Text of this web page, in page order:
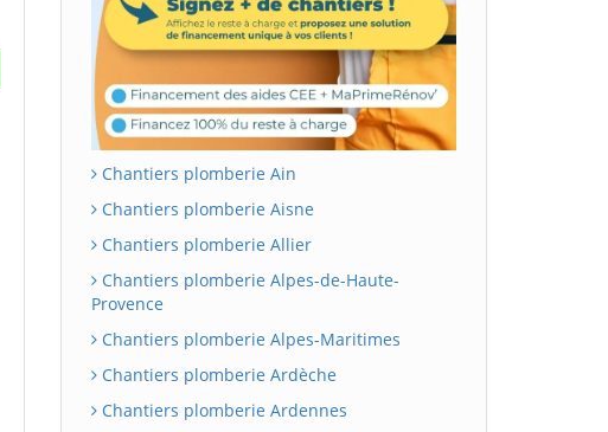
Chantiers plomberie Ain
Chantiers plomberie Aisne
Chantiers plomberie Allier
Chantiers plomberie Alpes-de-Haute-
Provence
Chantiers plomberie Alpes-Maritimes
Chantiers plomberie Ardèche
Chantiers plomberie Ardennes